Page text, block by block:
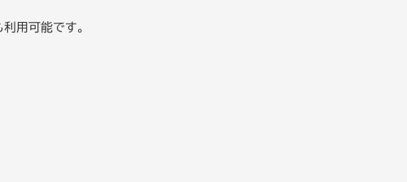
用可能です。